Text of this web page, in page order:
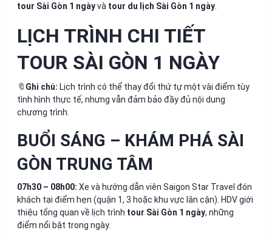
tour Sài Gòn 1 ngàyvà tour du lịch Sài Gòn 1 ngày
LỊCH TRÌNH CHI TIẾT
TOUR SÀI GÒN 1 NGÀY
🔖 Ghi chú: Lịch trình có thể thay đổi thứ tự một vài điểm tùy
tình hình thực tế, nhưng vẫn đảm bảo đầy đủ nội dung
chương trình.
BUỔI SÁNG – KHÁM PHÁ SÀI
GÒN TRUNG TÂM
07h30 – 08h00: Xe và hướng dẫn viên Saigon Star Travel đón
khách tại điểm hẹn (quận 1, 3 hoặc khu vực lân cận). HDV giới
thiệu tổng quan về lịch trình tour Sài Gòn 1 ngày, những
điểm nổi bật trong ngày.